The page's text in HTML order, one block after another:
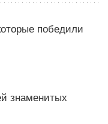
победили
знаменитых